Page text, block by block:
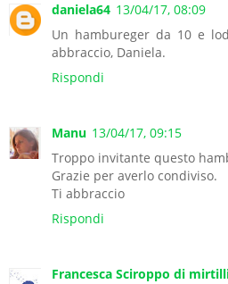
daniela64 13/04/17, 08:09
Un hambureger da 10 e
abbraccio, Daniela.
Rispondi
Manu 13/04/17, 09:15
Troppo invitante questo
Grazie per averlo condiviso.
Ti abbraccio
Rispondi
Francesca Sciroppo di